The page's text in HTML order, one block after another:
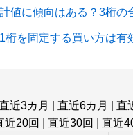
値に傾向はある？3桁の
桁を固定する買い方は有
近3カ月 直近6カ月 直
近20回 直近30回 直近